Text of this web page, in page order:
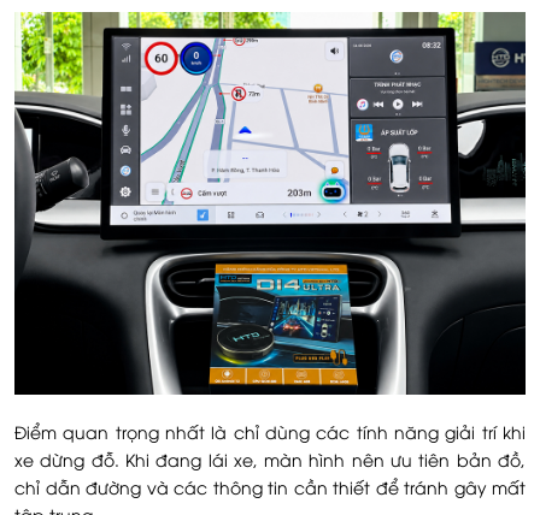
Điểm quan trọng nhất là chỉ dùng các tính năng giải trí khi
xe dừng đỗ. Khi đang lái xe, màn hình nên ưu tiên bản đồ,
chỉ dẫn đường và các thông tin cần thiết để tránh gây mất